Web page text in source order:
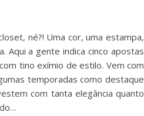
né?! Uma cor, uma estampa,
Aqui a gente indica cinco apostas
tino exímio de estilo. Vem com
temporadas como destaque
com tanta elegância quanto